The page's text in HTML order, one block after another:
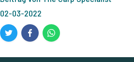
02-03-2022